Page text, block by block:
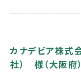
カナデビア株式
社） 様（大阪府